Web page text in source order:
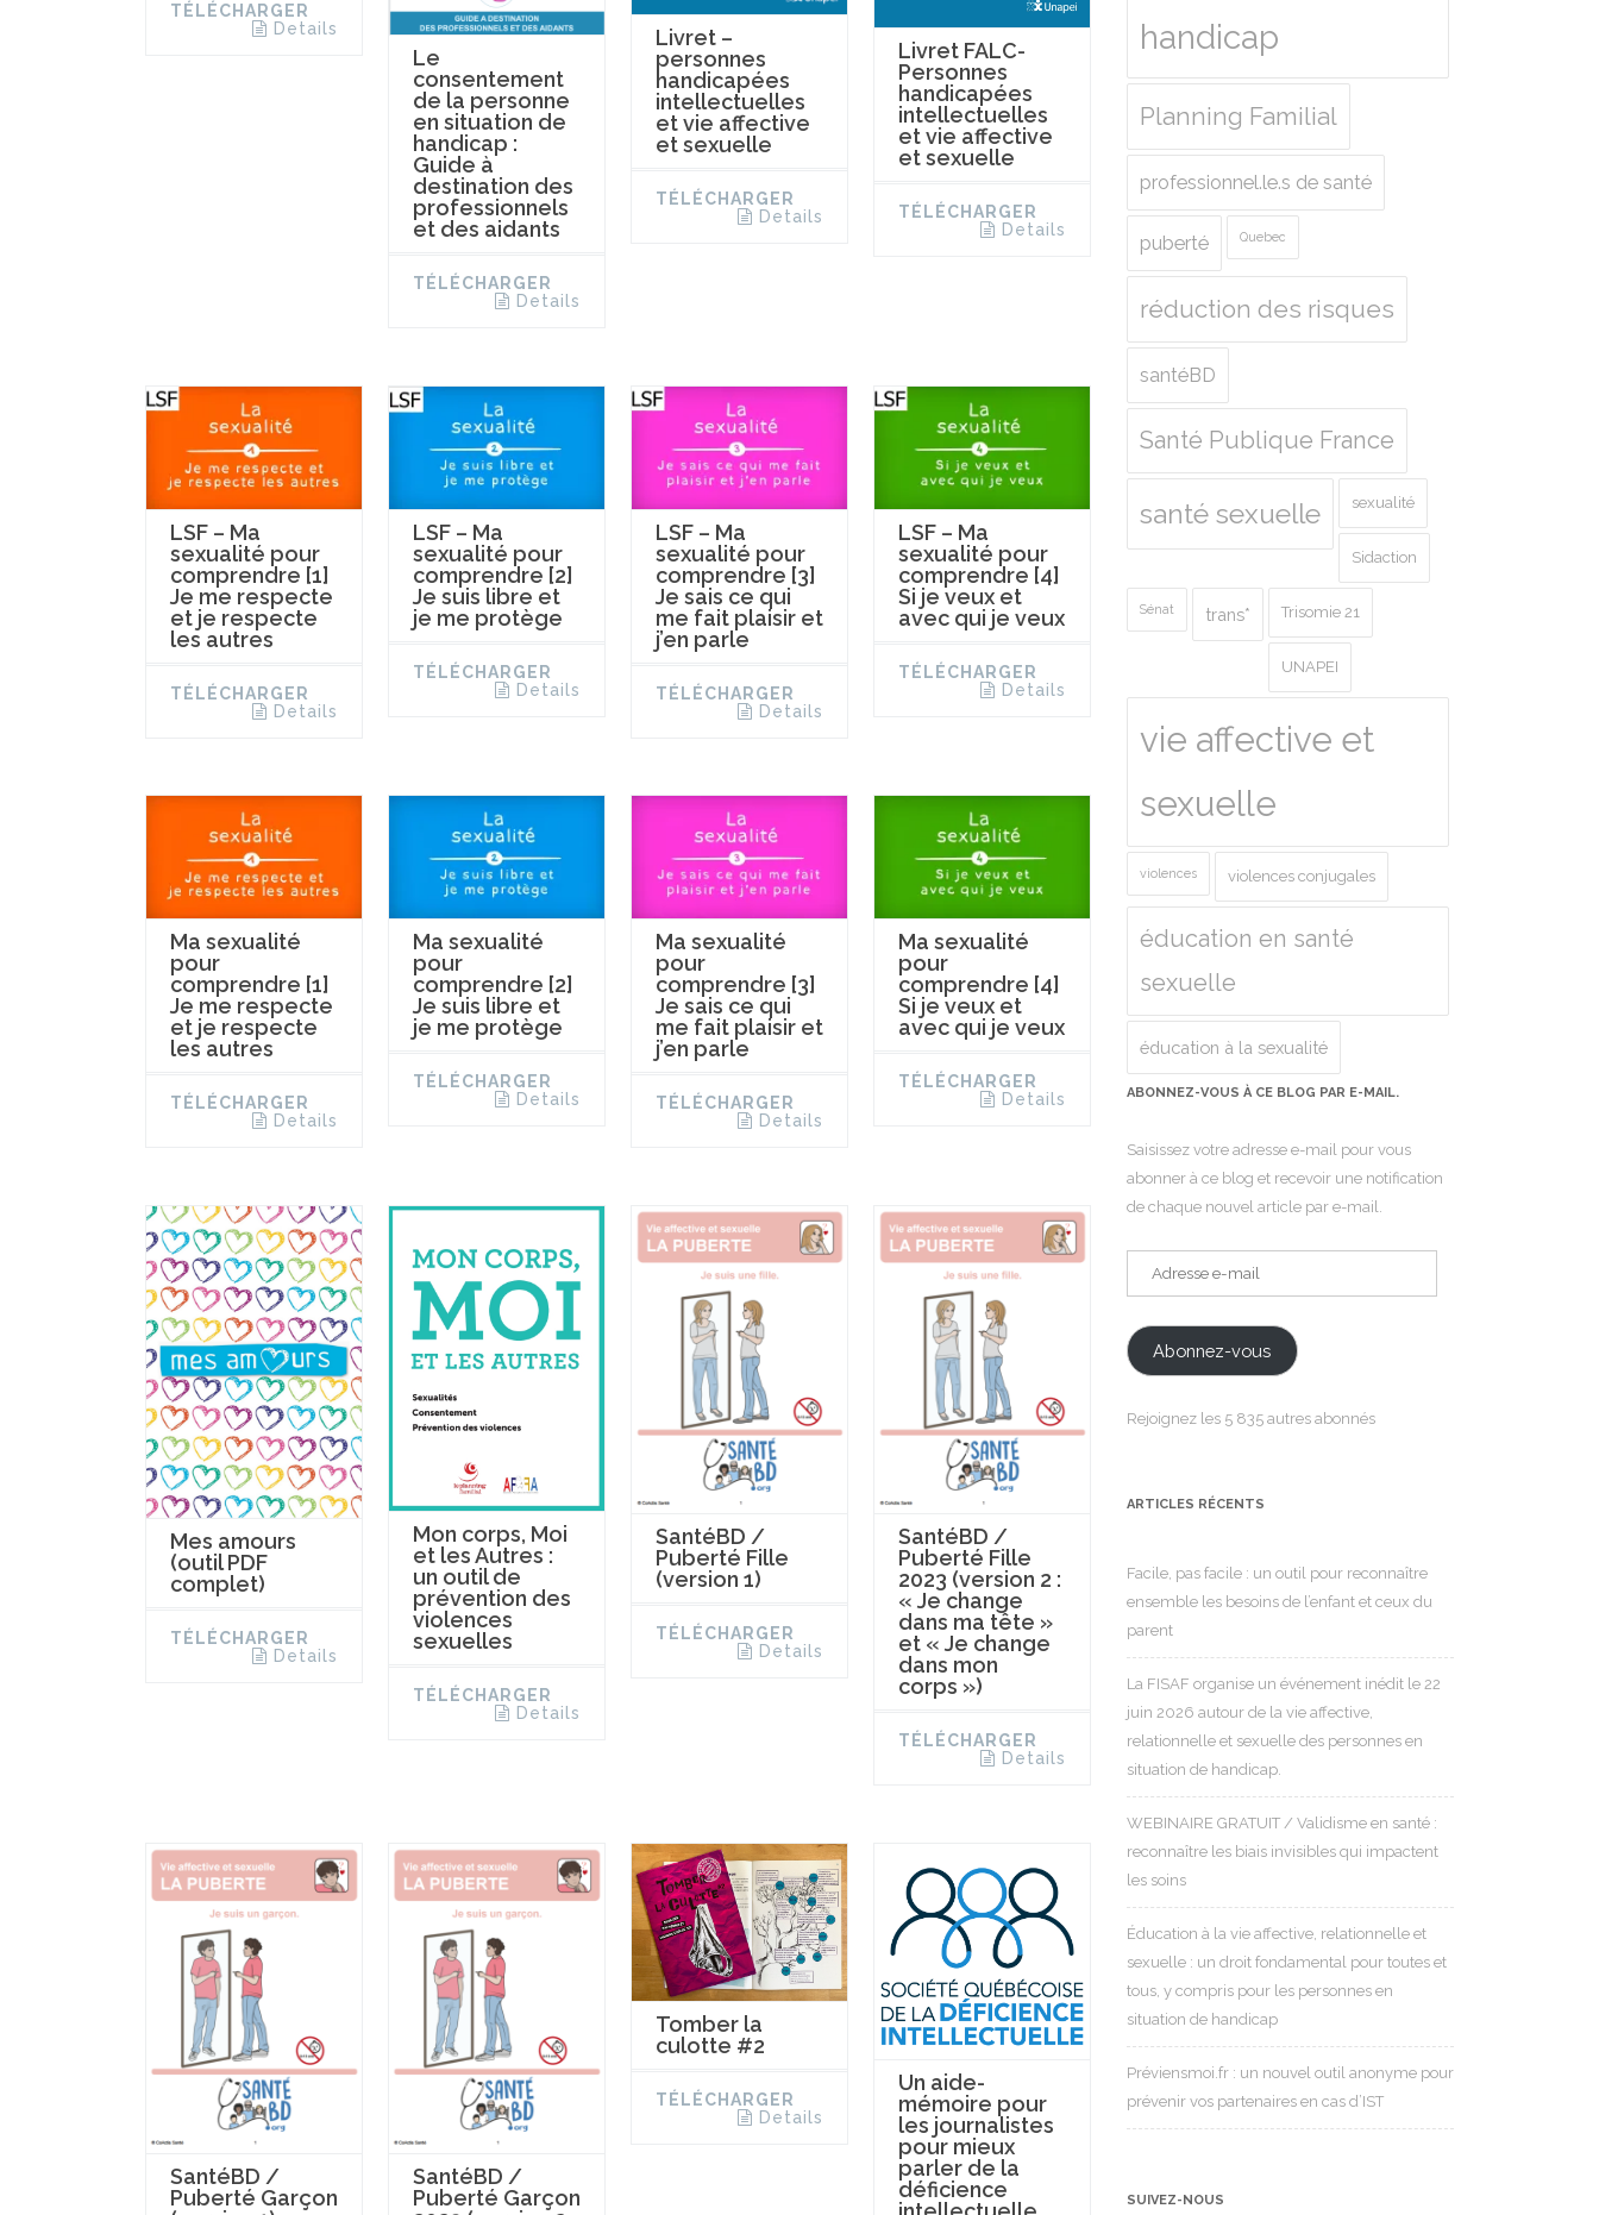
TÉLÉCHARGER
Details
Le
consentement
de la personne
en situation de
handicap :
Guide à
destination des
professionnels
et des aidants
TÉLÉCHARGER
Details
Livret –
personnes
handicapées
intellectuelles
et vie affective
et sexuelle
TÉLÉCHARGER
Details
Livret FALC-
Personnes
handicapées
intellectuelles
et vie affective
et sexuelle
TÉLÉCHARGER
Details
LSF – Ma
sexualité pour
comprendre [1]
Je me respecte
et je respecte
les autres
TÉLÉCHARGER
Details
LSF – Ma
sexualité pour
comprendre [2]
Je suis libre et
je me protège
TÉLÉCHARGER
Details
LSF – Ma
sexualité pour
comprendre [3]
Je sais ce qui
me fait plaisir et
j’en parle
TÉLÉCHARGER
Details
LSF – Ma
sexualité pour
comprendre [4]
Si je veux et
avec qui je veux
TÉLÉCHARGER
Details
Ma sexualité
pour
comprendre [1]
Je me respecte
et je respecte
les autres
TÉLÉCHARGER
Details
Ma sexualité
pour
comprendre [2]
Je suis libre et
je me protège
TÉLÉCHARGER
Details
Ma sexualité
pour
comprendre [3]
Je sais ce qui
me fait plaisir et
j’en parle
TÉLÉCHARGER
Details
Ma sexualité
pour
comprendre [4]
Si je veux et
avec qui je veux
TÉLÉCHARGER
Details
Mes amours
(outil PDF
complet)
TÉLÉCHARGER
Details
Mon corps, Moi
et les Autres :
un outil de
prévention des
violences
sexuelles
TÉLÉCHARGER
Details
SantéBD /
Puberté Fille
(version 1)
TÉLÉCHARGER
Details
SantéBD /
Puberté Fille
2023 (version 2 :
« Je change
dans ma tête »
et « Je change
dans mon
corps »)
TÉLÉCHARGER
Details
SantéBD /
Puberté Garçon
SantéBD /
Puberté Garçon
Tomber la
culotte #2
TÉLÉCHARGER
Details
Un aide-
mémoire pour
les journalistes
pour mieux
parler de la
déficience
handicap
Planning Familial
professionnel.le.s de santé
puberté Quebec
réduction des risques
santéBD
Santé Publique France
santé sexuelle sexualité
Sidaction
Sénat trans* Trisomie 21
UNAPEI
vie affective et
sexuelle
violences violences conjugales
éducation en santé
sexuelle
éducation à la sexualité
ABONNEZ-VOUS À CE BLOG PAR E-MAIL.
Saisissez votre adresse e-mail pour vous
abonner à ce blog et recevoir une notification
de chaque nouvel article par e-mail.
Adresse
e-
Abonnez-vous
Rejoignez les 5 835 autres abonnés
ARTICLES RÉCENTS
Facile, pas facile : un outil pour reconnaître
ensemble les besoins de l’enfant et ceux du
parent
La FISAF organise un événement inédit le 22
juin 2026 autour de la vie affective,
relationnelle et sexuelle des personnes en
situation de handicap.
WEBINAIRE GRATUIT / Validisme en santé :
reconnaître les biais invisibles qui impactent
les soins
Éducation à la vie affective, relationnelle et
sexuelle : un droit fondamental pour toutes et
tous, y compris pour les personnes en
situation de handicap
Préviensmoi.fr : un nouvel outil anonyme pour
prévenir vos partenaires en cas d’IST
SUIVEZ-NOUS